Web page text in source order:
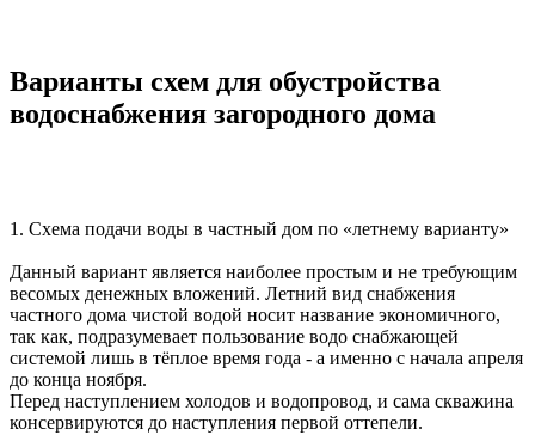
Варианты схем для обустройства
водоснабжения загородного дома
1. Cхема подачи воды в частный дом по «летнему варианту»
Данный вариант является наиболее простым и не требующим
весомых денежных вложений. Летний вид снабжения
частного дома чистой водой носит название экономичного,
так как, подразумевает пользование водо снабжающей
системой лишь в тёплое время года - а именно с начала апреля
до конца ноября.
Перед наступлением холодов и водопровод, и сама скважина
консервируются до наступления первой оттепели.